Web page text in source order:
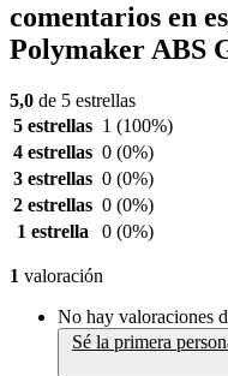
comentarios en
Polymaker ABS
5,0 de 5 estrellas
5 estrellas 1 (100%)
4 estrellas 0 (0%)
3 estrellas 0 (0%)
2 estrellas 0 (0%)
1 estrella
0 (0%)
1 valoración
No hay valoraciones
Sé la primera